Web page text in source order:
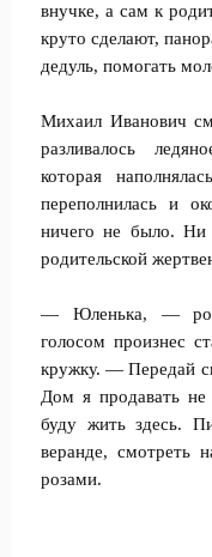
внучке, а сам к
круто сделают,
дедуль, помогать
Михаил Иванович
разливалось
которая
переполнилась и
ничего не было. Ни
родительской
— Юленька, —
голосом произнес
кружку. — Передай
Дом я продавать
буду жить здесь.
веранде, смотреть
розами.